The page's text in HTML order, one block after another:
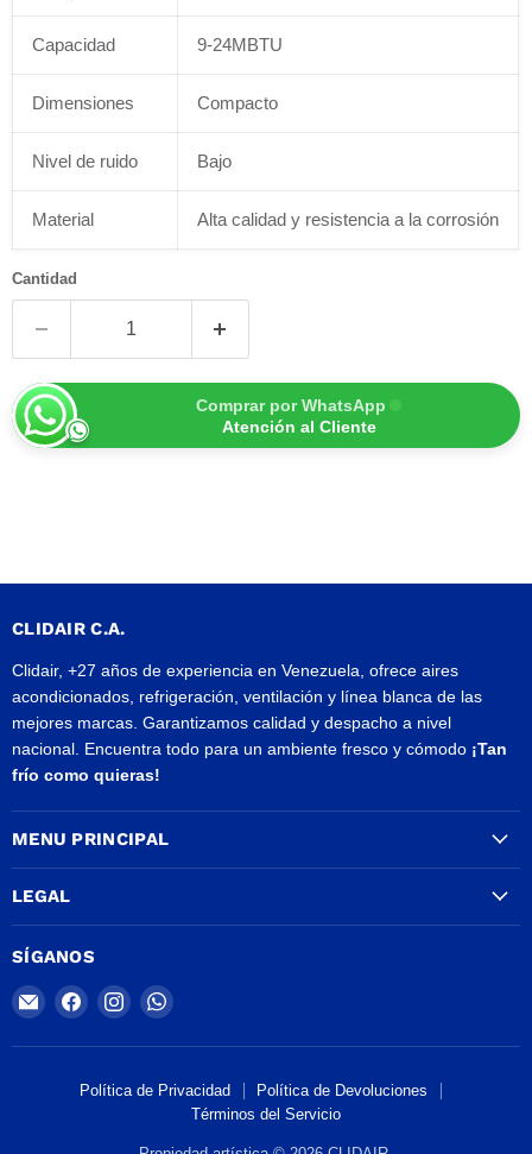
Capacidad 9-24MBTU
Dimensiones Compacto
Nivel de ruido Bajo
Material Alta calidad y resistencia a la corrosión
Cantidad
Comprar por WhatsApp
Atención al Cliente
CLIDAIR C.A.
Clidair, +27 años de experiencia en Venezuela, ofrece aires
acondicionados, refrigeración, ventilación y línea blanca de las
mejores marcas. Garantizamos calidad y despacho a nivel
nacional. Encuentra todo para un ambiente fresco y cómodo ¡Tan
frío como quieras!
MENU PRINCIPAL
LEGAL
SÍGANOS
Encuéntrenos
Correo
Encuéntrenos
Facebook
Encuéntrenos
Instagram
Encuéntrenos
WhatsApp
Política de Privacidad
Política de Devoluciones
Términos del Servicio